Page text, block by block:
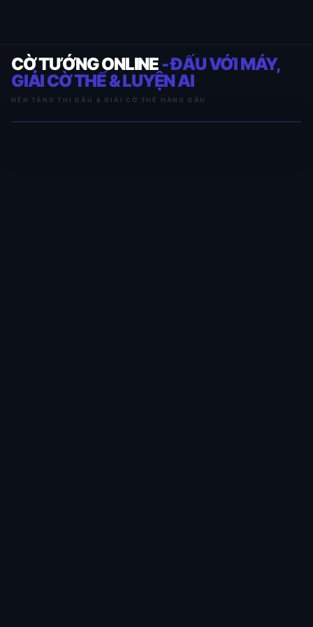
CỜ TƯỚNG ONLINE- ĐẤU VỚI MÁY,
GIẢI CỜ THẾ & LUYỆN AI
NỀN TẢNG THI ĐẤU & GIẢI CỜ THẾ HÀNG ĐẦU